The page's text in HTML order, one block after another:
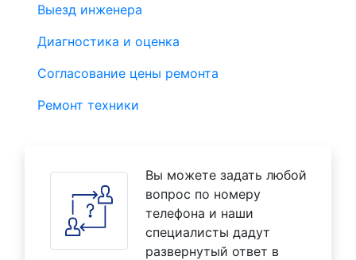
Выезд инженера
Диагностика и оценка
Согласование цены ремонта
Ремонт техники
Вы можете задать любой
вопрос по номеру
телефона и наши
специалисты дадут
развернутый ответ в